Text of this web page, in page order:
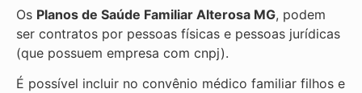
Os Planos de Saúde Familiar Alterosa MG, podem
ser contratos por pessoas físicas e pessoas jurídicas
(que possuem empresa com cnpj).
É possível incluir no convênio médico familiar filhos e